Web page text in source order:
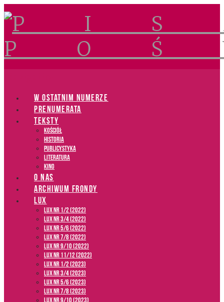
W OSTATNIM NUMERZE
PRENUMERATA
TEKSTY
Kościół
Historia
Publicystyka
Literatura
Kino
O NAS
ARCHIWUM FRONDY
LUX
LUX NR 1/2 (2022)
LUX NR 3/4 (2022)
LUX NR 5/6 (2022)
LUX NR 7/8 (2022)
LUX nr 9/10 (2022)
LUX NR 11/12 (2022)
LUX NR 1/2 (2023)
LUX NR 3/4 (2023)
LUX NR 5/6 (2023)
LUX NR 7/8 (2023)
LUX NR 9/10 (2023)